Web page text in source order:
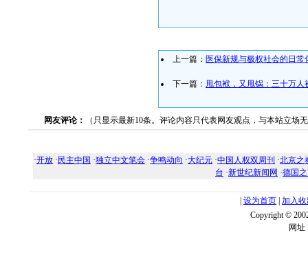
上一篇： 医保新规与极权社会的日常
下一篇： 甩包袱，又甩锅：三十万
网友评论： （只显示最新10条。评论内容只代表网友观点，与本站立场
·开放 · 民主中国 ·独立中文笔会 ·争鸣动向 ·大纪元 ·中国人权双周刊 ·北京之
台 ·新世纪新闻网 ·德国
设为首页 加入
Copyright ©
网址